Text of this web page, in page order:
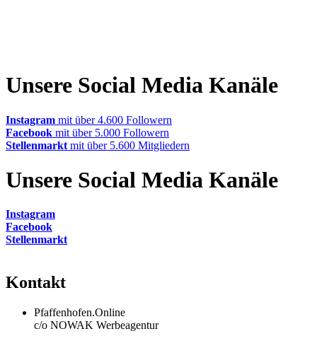
Unsere Social Media Kanäle
Instagram mit über 4.600 Followern
Facebook mit über 5.000 Followern
Stellenmarkt mit über 5.600 Mitgliedern
Unsere Social Media Kanäle
Instagram
Facebook
Stellenmarkt
Kontakt
Pfaffenhofen.Online
c/o NOWAK Werbeagentur